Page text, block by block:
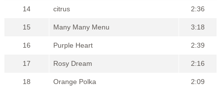
14 citrus 2:36
15 Many Many Menu 3:18
16 Purple Heart 2:39
17 Rosy Dream 2:16
18 Orange Polka 2:09